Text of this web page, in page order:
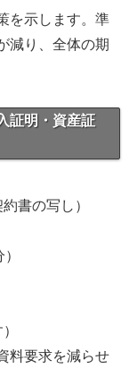
を示します。準
減り、全体の期
証明・資産証
書の写し）
料要求を減らせ